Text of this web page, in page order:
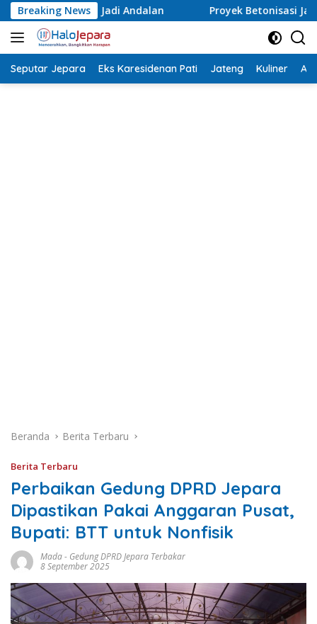
Langsung
ke
konten
Breaking News
Proyek Betonisasi Jalan Rusak Parah di Sekuro
Seputar Jepara Eks Karesidenan Pati Jateng Kuliner
Beranda Berita Terbaru
Berita Terbaru
Perbaikan Gedung DPRD Jepara
Dipastikan Pakai Anggaran Pusat,
Bupati: BTT untuk Nonfisik
Mada- Gedung DPRD Jepara Terbakar
8 September 2025